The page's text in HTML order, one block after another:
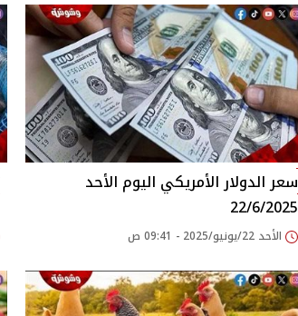
سعر الدولار الأمريكي اليوم الأحد
22/6/2025
الأحد 22/يونيو/2025 - 09:41 ص